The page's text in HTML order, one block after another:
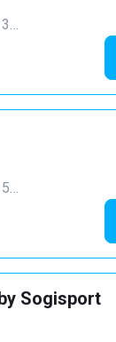
Sogisport